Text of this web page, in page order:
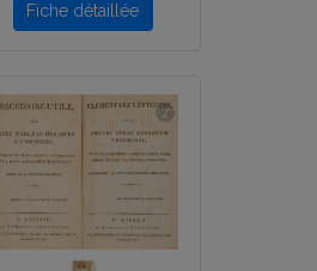
Fiche détaillée